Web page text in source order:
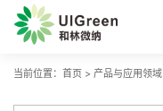
当前位置： 首页 > 产品与应用领域